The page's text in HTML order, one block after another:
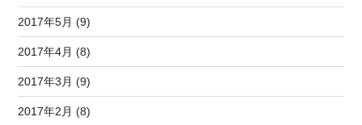
2017年5月 (9)
2017年4月 (8)
2017年3月 (9)
2017年2月 (8)